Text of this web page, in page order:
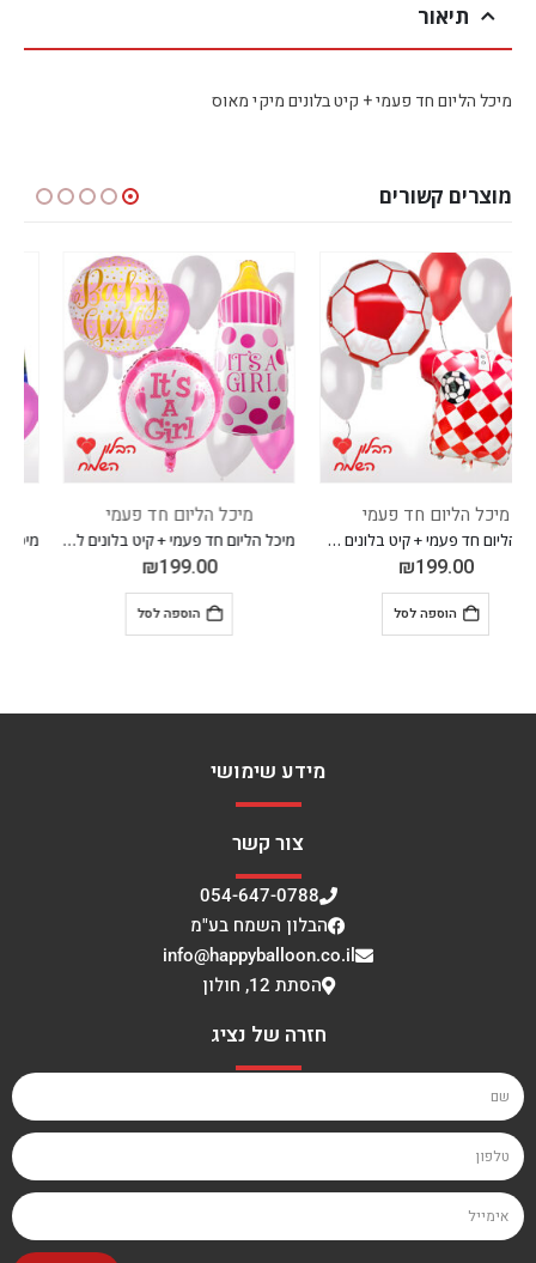
תיאור
מיכל הליום חד פעמי + קיט בלונים מיקי מאוס
מוצרים קשורים
מיכל הליום חד פעמי
מיכל הליום חד פעמי + קיט בלונים להולדת הבת
199.00
הוספה לסל
מיכל הליום חד פעמי
מיכל הליום חד פעמי + קיט בלונים אלזה
₪299.00
229.00
הוספה לסל
מידע שימושי
צור קשר
054-647-0788
הבלון השמח בע"מ
info@happyballoon.co.il
הסתת 12, חולון
חזרה של נציג